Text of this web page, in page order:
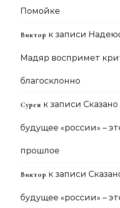
Помойке
Виктор к записи
Мадяр воспримет
благосклонно
Сурен к записи Сказано
будущее «россии» –
прошлое
Виктор к записи
будущее «россии» –